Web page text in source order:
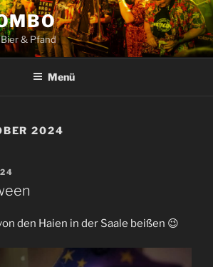
& Pfand
Menü
2024
den Haien in der Saale beißen 😉